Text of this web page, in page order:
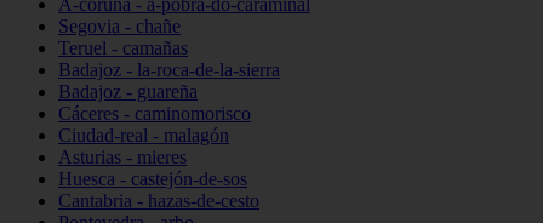
A-coruña - a-pobra-do-caramiñal
Segovia - chañe
Teruel - camañas
Badajoz - la-roca-de-la-sierra
Badajoz - guareña
Cáceres - caminomorisco
Ciudad-real - malagón
Asturias - mieres
Huesca - castejón-de-sos
Cantabria - hazas-de-cesto